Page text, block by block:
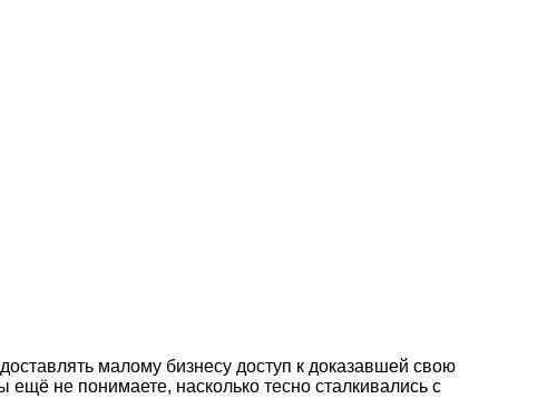
малому бизнесу доступ к доказавшей свою
не понимаете, насколько тесно сталкивались с